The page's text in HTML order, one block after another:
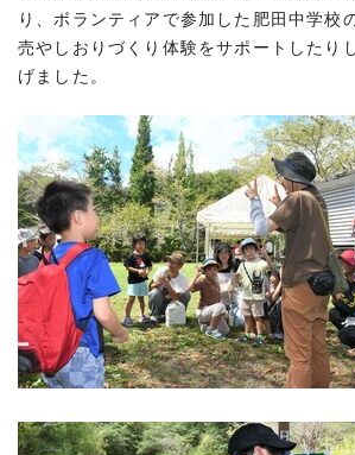
り、ボランティアで参加した肥田中学校
売やしおりづくり体験をサポートしたり
げました。